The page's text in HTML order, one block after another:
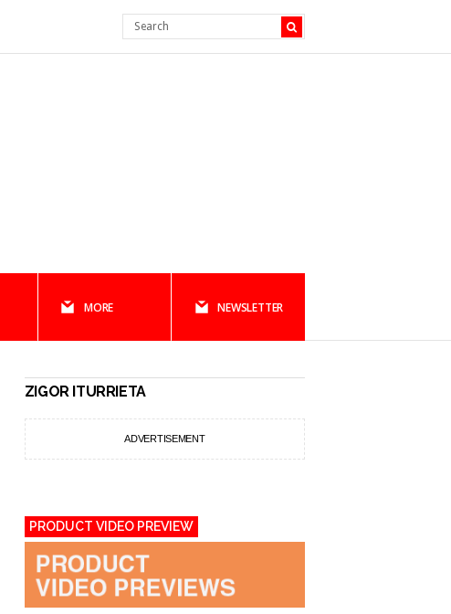
MORE NEWSLETTER
ZIGOR ITURRIETA
ADVERTISEMENT
PRODUCT VIDEO PREVIEW